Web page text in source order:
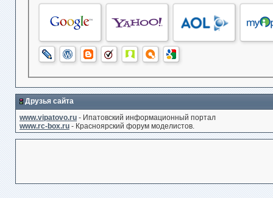
Друзья сайта
www.vipatovo.ru - Ипатовский информационный портал
www.rc-box.ru - Красноярский форум моделистов.